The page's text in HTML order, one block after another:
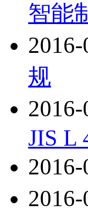
智能
规
JIS L